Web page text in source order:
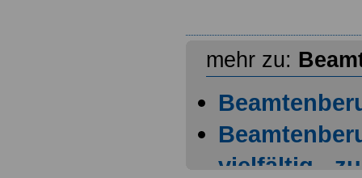
mehr zu:
vielfältig -